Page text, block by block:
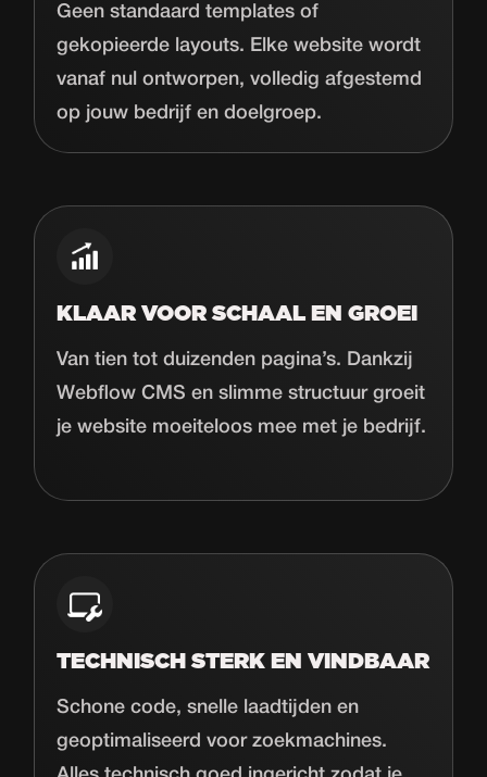
Geen standaard templates of
gekopieerde layouts. Elke website wordt
vanaf nul ontworpen, volledig afgestemd
op jouw bedrijf en doelgroep.
KLAAR VOOR SCHAAL EN GROEI
Van tien tot duizenden pagina’s. Dankzij
Webflow CMS en slimme structuur groeit
je website moeiteloos mee met je bedrijf.
TECHNISCH STERK EN VINDBAAR
Schone code, snelle laadtijden en
geoptimaliseerd voor zoekmachines.